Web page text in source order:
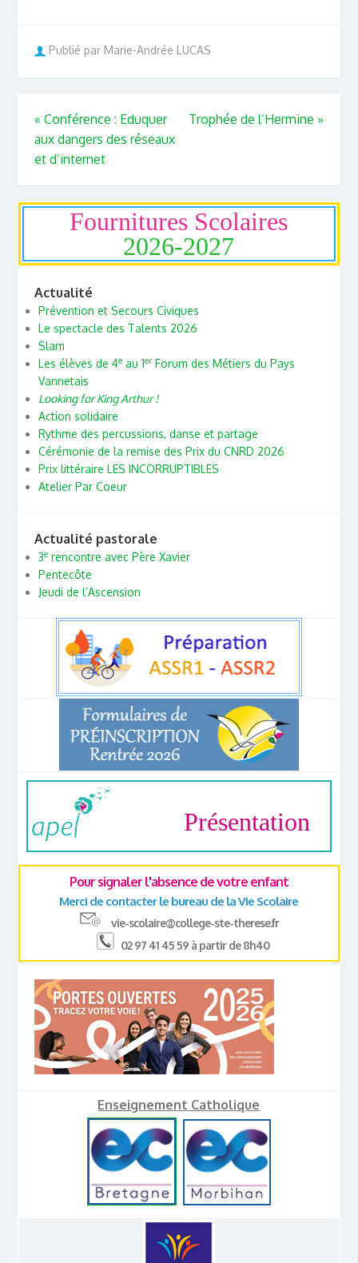
Publié par Marie-Andrée LUCAS
« Conférence : Eduquer
aux dangers des réseaux
et d’internet
Trophée de l’Hermine »
Fournitures Scolaires
2026-2027
Actualité
Prévention et Secours Civiques
Le spectacle des Talents 2026
Slam
Les élèves de 4eau 1erForum des Métiers du Pays
Vannetais
Looking for King Arthur !
Action solidaire
Rythme des percussions, danse et partage
Cérémonie de la remise des Prix du CNRD 2026
Prix littéraire LES INCORRUPTIBLES
Atelier Par Coeur
Actualité pastorale
3erencontre avec Père Xavier
Pentecôte
Jeudi de l’Ascension
Présentation
Pour signaler l'absence de votre enfant
Merci de contacter le bureau de la Vie Scolaire
vie-scolaire@college-ste-therese.fr
02 97 41 45 59 à partir de 8h40
Enseignement Catholique